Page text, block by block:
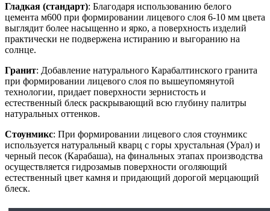
Гладкая (стандарт): Благодаря использованию белого
цемента м600 при формировании лицевого слоя 6-10 мм цвета
выглядит более насыщенно и ярко, а поверхность изделий
практически не подвержена истиранию и выгоранию на
солнце.
Гранит: Добавление натурального Карабалтинского гранита
при формировании лицевого слоя по вышеупомянутой
технологии, придает поверхности зернистость и
естественный блеск раскрывающий всю глубину палитры
натуральных оттенков.
Стоунмикс: При формировании лицевого слоя стоунмикс
используется натуральный кварц с горы хрустальная (Урал) и
черный песок (Карабаша), на финальных этапах производства
осуществляется гидрозамыв поверхности оголяющий
естественный цвет камня и придающий дорогой мерцающий
блеск.